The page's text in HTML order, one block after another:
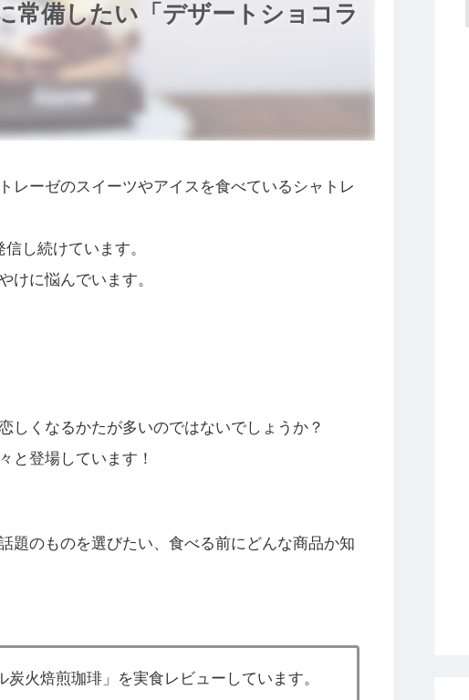
常備したい「デザートショコラ
レーゼのスイーツやアイスを食べているシャトレ
し続けています。
けに悩んでいます。
しくなるかたが多いのではないでしょうか？
と登場しています！
題のものを選びたい、食べる前にどんな商品か知
火焙煎珈琲」を実食レビューしています。